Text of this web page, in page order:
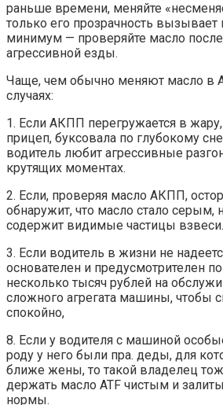
раньше времени, меняйте
только его прозрачность вызывает
минимум — проверяйте масло
агрессивной езды.
Чаще, чем обычно меняют масло в
случаях:
1. Если АКПП перегружается в жару,
прицеп, буксовала по глубокому
водитель любит агрессивные
крутящих моментах.
2. Если, проверяя масло АКПП,
обнаружит, что масло стало серым,
содержит видимые частицы взвеси.
3. Если водитель в жизни не
основателен и предусмотрителен
несколько тысяч рублей на
сложного агрегата машины, чтобы
спокойно,
8. Если у водителя с машиной
роду у него были пра. деды, для
ближе жены, то такой владелец
держать масло ATF чистым и
нормы.